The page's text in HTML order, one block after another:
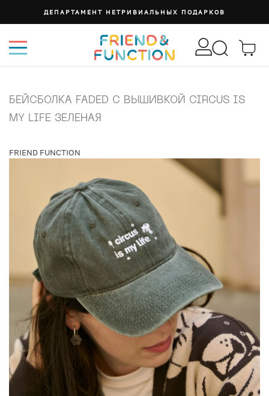
СУМКА ИЗИ
БЕЙСБОЛКА FADED С ВЫШИВКОЙ CIRCUS IS
MY LIFE ЗЕЛЕНАЯ
FRIEND FUNCTION